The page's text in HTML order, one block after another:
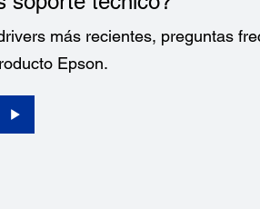
más recientes, preguntas
Epson.